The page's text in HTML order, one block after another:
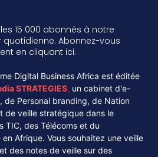
15 000 abonnés à notre
quotidienne. Abonnez-vous
en cliquant ici.
Digital Business Africa est éditée
STRATEGIES, un cabinet d'e-
de Personal branding, de Nation
de veille stratégique dans le
TIC, des Télécoms et du
en Afrique. Vous souhaitez une veille
des notes de veille sur des